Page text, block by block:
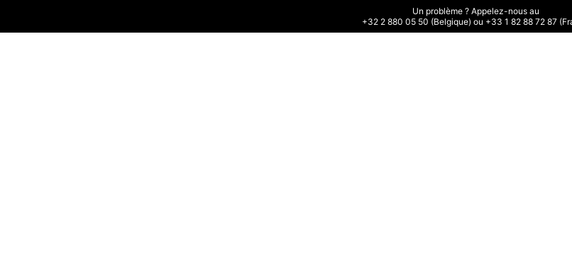
Un problème ? Appelez-nous au
+32 2 880 05 50 (Belgique) ou +33 1 82 88 72 87